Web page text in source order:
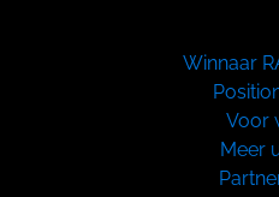
Winnaar
Voor
Meer